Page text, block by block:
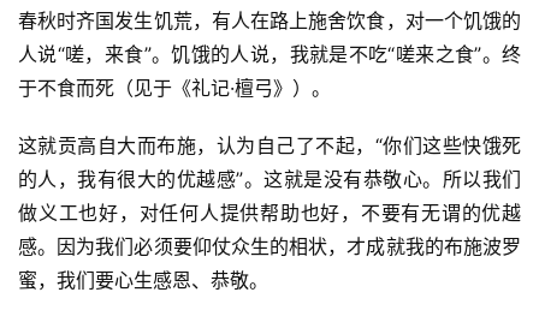
提
专
公
益
慈
善
春秋时齐国发生饥荒，有人在路上施舍饮食，对一个饥饿的
人说“嗟，来食”。饥饿的人说，我就是不吃“嗟来之食”。终
于不食而死（见于《礼记·檀弓》）。
这就贡高自大而布施，认为自己了不起，“你们这些快饿死
的人，我有很大的优越感”。这就是没有恭敬心。所以我们
做义工也好，对任何人提供帮助也好，不要有无谓的优越
感。因为我们必须要仰仗众生的相状，才成就我的布施波罗
蜜，我们要心生感恩、恭敬。